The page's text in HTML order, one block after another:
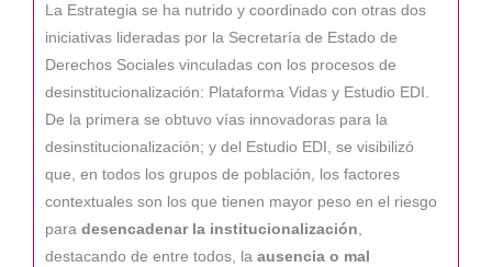
La Estrategia se ha nutrido y coordinado con otras dos
iniciativas lideradas por la Secretaría de Estado de
Derechos Sociales vinculadas con los procesos de
desinstitucionalización: Plataforma Vidas y Estudio EDI.
De la primera se obtuvo vías innovadoras para la
desinstitucionalización; y del Estudio EDI, se visibilizó
que, en todos los grupos de población, los factores
contextuales son los que tienen mayor peso en el riesgo
para desencadenar la institucionalización,
destacando de entre todos, la ausencia o mal